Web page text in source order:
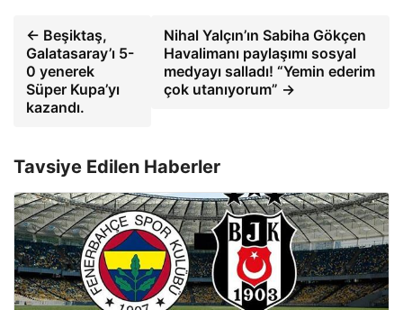
← Beşiktaş,
Galatasaray’ı 5-
0 yenerek
Süper Kupa’yı
kazandı.
Nihal Yalçın’ın Sabiha Gökçen
Havalimanı paylaşımı sosyal
medyayı salladı! “Yemin ederim
çok utanıyorum” →
Tavsiye Edilen Haberler